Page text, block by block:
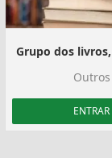
Outros
ENTRAR